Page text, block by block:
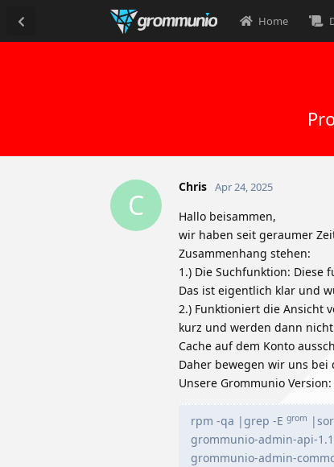
Home
C
Chris Apr 24, 2025
Hallo beisammen,
wir haben seit geraumer
Zusammenhang stehen:
1.) Die Suchfunktion:
Das ist eigentlich klar und
2.) Funktioniert die Ansicht
kurz und werden dann
Cache auf dem Konto
Daher bewegen wir uns
Unsere Grommunio Version:
rpm -qa |grep -E grom
grommunio-admin-api-
grommunio-admin-